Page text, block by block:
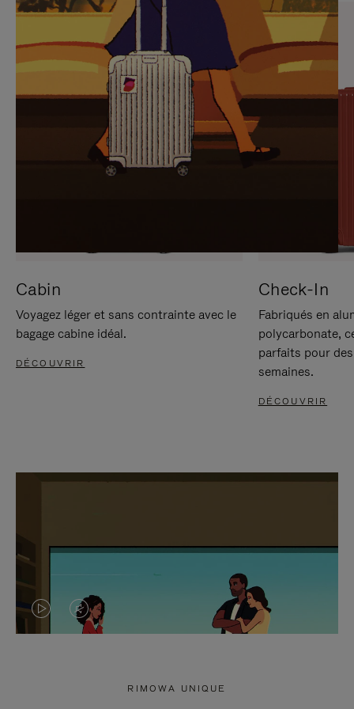
SUR
POUR
METTRE
PAUSE
VEUILLEZ
CLIQUER
POUR
RÉACTIVER
LE
SON
Cabin
Voyagez léger et sans contrainte avec le
bagage cabine idéal.
DÉCOUVRIR
Check-In
Fabriqués en
polycarbonate,
parfaits pour
semaines.
DÉCOUVRIR
LA LE
RIMOWA UNIQUE